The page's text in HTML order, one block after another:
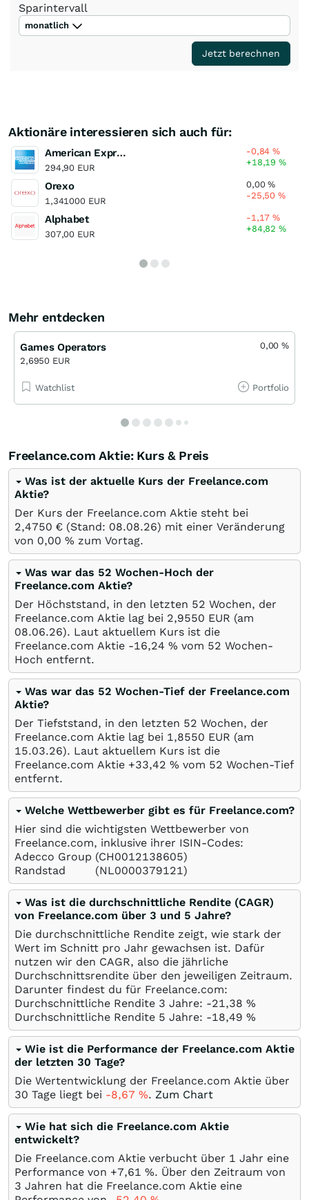
Sparintervall
monatlich
Jetzt berechnen
Aktionäre interessieren sich auch für:
American Express
294,90 EUR
-0,84%
+18,19%
Orexo
1,341000 EUR
0,00%
-25,50%
Alphabet
307,00 EUR
-1,17%
+84,82%
Mehr entdecken
Games Operators
2,6950 EUR
0,00%
Watchlist Portfolio
Freelance.com Aktie: Kurs & Preis
Was ist der aktuelle Kurs der Freelance.com
Aktie?
Der Kurs der Freelance.com Aktie steht bei
2,4750 € (Stand: 08.08.26) mit einer Veränderung
von 0,00 % zum Vortag.
Was war das 52 Wochen-Hoch der
Freelance.com Aktie?
Der Höchststand, in den letzten 52 Wochen, der
Freelance.com Aktie lag bei 2,9550 EUR (am
08.06.26). Laut aktuellem Kurs ist die
Freelance.com Aktie -16,24 % vom 52 Wochen-
Hoch entfernt.
Was war das 52 Wochen-Tief der Freelance.com
Aktie?
Der Tiefststand, in den letzten 52 Wochen, der
Freelance.com Aktie lag bei 1,8550 EUR (am
15.03.26). Laut aktuellem Kurs ist die
Freelance.com Aktie +33,42 % vom 52 Wochen-Tief
entfernt.
Welche Wettbewerber gibt es für Freelance.com?
Hier sind die wichtigsten Wettbewerber von
Freelance.com, inklusive ihrer ISIN-Codes:
Adecco Group (CH0012138605)
Randstad
(NL0000379121)
Was ist die durchschnittliche Rendite (CAGR)
von Freelance.com über 3 und 5 Jahre?
Die durchschnittliche Rendite zeigt, wie stark der
Wert im Schnitt pro Jahr gewachsen ist. Dafür
nutzen wir den CAGR, also die jährliche
Durchschnittsrendite über den jeweiligen Zeitraum.
Darunter findest du für Freelance.com:
Durchschnittliche Rendite 3 Jahre: -21,38 %
Durchschnittliche Rendite 5 Jahre: -18,49 %
Wie ist die Performance der Freelance.com Aktie
der letzten 30 Tage?
Die Wertentwicklung der Freelance.com Aktie über
30 Tage liegt bei -8,67 %. Zum Chart
Wie hat sich die Freelance.com Aktie
entwickelt?
Die Freelance.com Aktie verbucht über 1 Jahr eine
Performance von +7,61 %. Über den Zeitraum von
3 Jahren hat die Freelance.com Aktie eine